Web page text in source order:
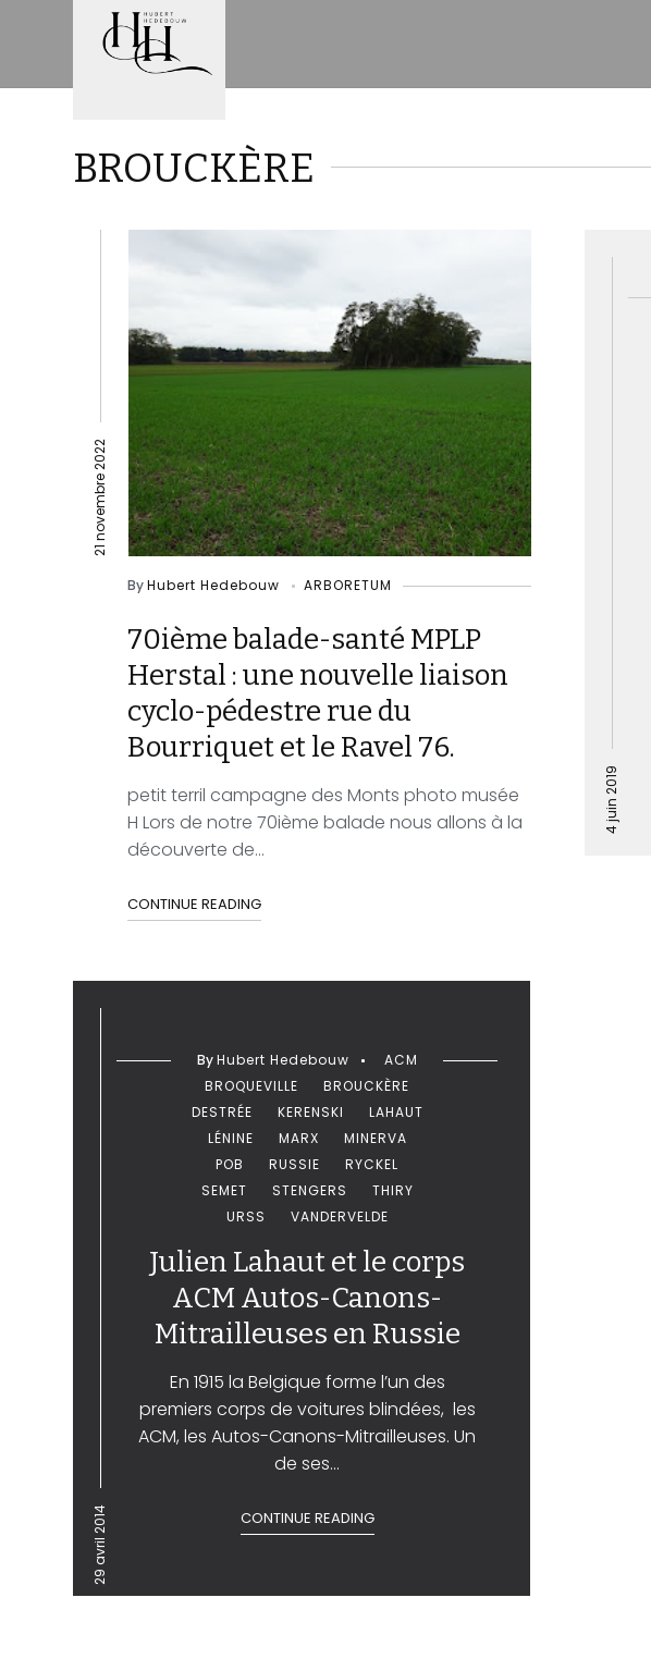
BROUCKÈRE
21 novembre 2022
ByHubert Hedebouw ARBORETUM
70ième balade-santé MPLP
Herstal : une nouvelle liaison
cyclo-pédestre rue du
Bourriquet et le Ravel 76.
petit terril campagne des Monts photo musée
H Lors de notre 70ième balade nous allons à la
découverte de...
CONTINUE READING
4 juin 2019
29 avril 2014
ByHubert Hedebouw
ACM
BROQUEVILLE
BROUCKÈRE
DESTRÉE
KERENSKI
LAHAUT
LÉNINE
MARX
MINERVA
POB
RUSSIE
RYCKEL
SEMET
STENGERS
THIRY
URSS
VANDERVELDE
Julien Lahaut et le corps
ACM Autos-Canons-
Mitrailleuses en Russie
En 1915 la Belgique forme l’un des
premiers corps de voitures blindées, les
ACM, les Autos-Canons-Mitrailleuses. Un
de ses...
CONTINUE READING